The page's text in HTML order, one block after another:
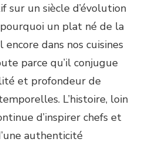
sur un siècle d’évolution
un plat né de la
dans nos cuisines
parce qu’il conjugue
et profondeur de
L’histoire, loin
d’inspirer chefs et
authenticité